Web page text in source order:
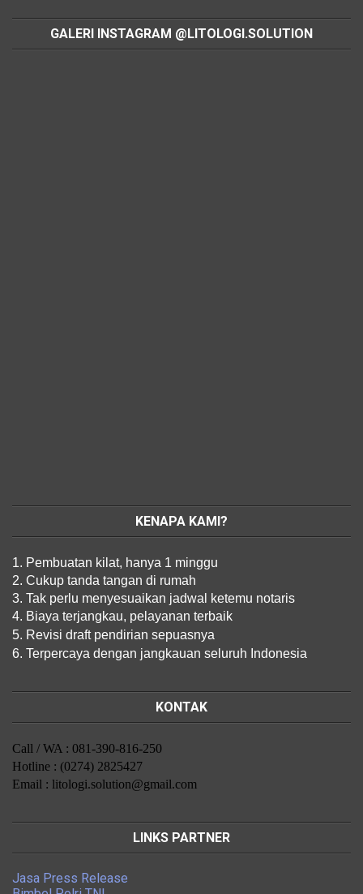
GALERI INSTAGRAM @LITOLOGI.SOLUTION
KENAPA KAMI?
1. Pembuatan kilat, hanya 1 minggu
2. Cukup tanda tangan di rumah
3. Tak perlu menyesuaikan jadwal ketemu notaris
4. Biaya terjangkau, pelayanan terbaik
5. Revisi draft pendirian sepuasnya
6. Terpercaya dengan jangkauan seluruh Indonesia
KONTAK
Call / WA : 081-390-816-250
Hotline : (0274) 2825427
Email : litologi.solution@gmail.com
LINKS PARTNER
Jasa Press Release